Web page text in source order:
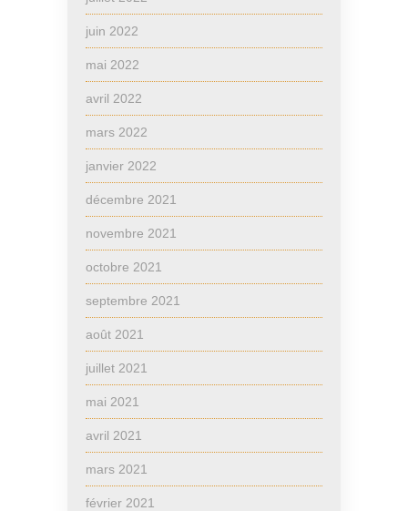
juin 2022
mai 2022
avril 2022
mars 2022
janvier 2022
décembre 2021
novembre 2021
octobre 2021
septembre 2021
août 2021
juillet 2021
mai 2021
avril 2021
mars 2021
février 2021